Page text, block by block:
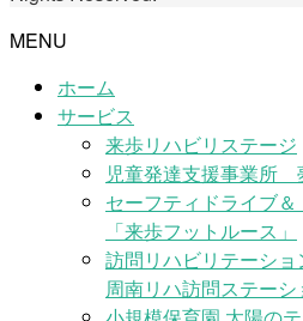
MENU
ホーム
サービス
来歩リハビリステージ
児童発達支援事業所
セーフティドライブ
「来歩フットルース」
訪問リハビリテーシ
周南リハ訪問ステーシ